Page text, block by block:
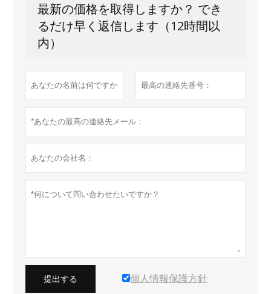
最新の価格を取得しますか？ でき
るだけ早く返信します（12時間以
内）
提出する 個人情報保護方針